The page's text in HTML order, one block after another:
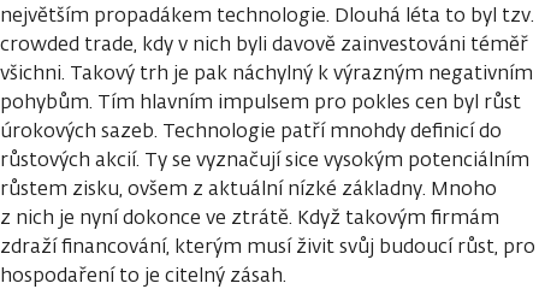
největším propadákem technologie. Dlouhá léta to byl tzv.
crowded trade, kdy v nich byli davově zainvestováni téměř
všichni. Takový trh je pak náchylný k výrazným negativním
pohybům. Tím hlavním impulsem pro pokles cen byl růst
úrokových sazeb. Technologie patří mnohdy definicí do
růstových akcií. Ty se vyznačují sice vysokým potenciálním
růstem zisku, ovšem z aktuální nízké základny. Mnoho
z nich je nyní dokonce ve ztrátě. Když takovým firmám
zdraží financování, kterým musí živit svůj budoucí růst, pro
hospodaření to je citelný zásah.